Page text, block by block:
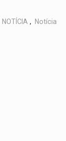
NOTÍCIA , Notícia